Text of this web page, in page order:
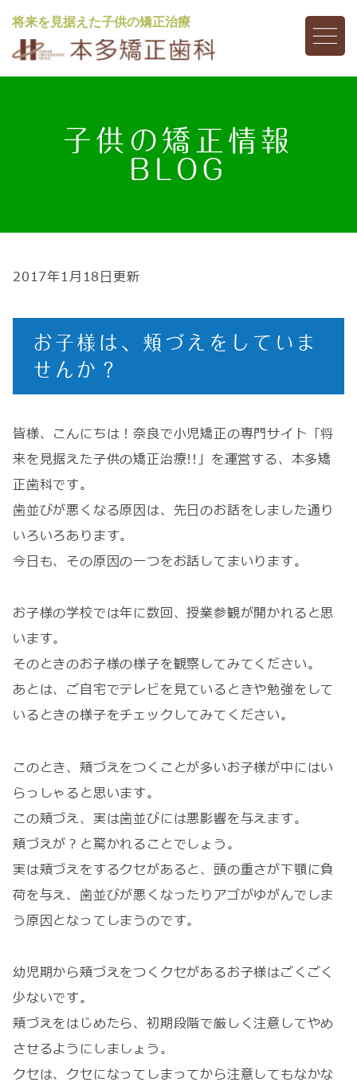
将来を見据えた子供の矯正治療
子供の矯正情報
BLOG
2017年1月18日更新
お子様は、頬づえをしていま
せんか？
皆様、こんにちは！奈良で小児矯正の専門サイト「将
来を見据えた子供の矯正治療!!」を運営する、本多矯
正歯科です。
歯並びが悪くなる原因は、先日のお話をしました通り
いろいろあります。
今日も、その原因の一つをお話してまいります。
お子様の学校では年に数回、授業参観が開かれると思
います。
そのときのお子様の様子を観察してみてください。
あとは、ご自宅でテレビを見ているときや勉強をして
いるときの様子をチェックしてみてください。
このとき、頬づえをつくことが多いお子様が中にはい
らっしゃると思います。
この頬づえ、実は歯並びには悪影響を与えます。
頬づえが？と驚かれることでしょう。
実は頬づえをするクセがあると、頭の重さが下顎に負
荷を与え、歯並びが悪くなったりアゴがゆがんでしま
う原因となってしまうのです。
幼児期から頬づえをつくクセがあるお子様はごくごく
少ないです。
頬づえをはじめたら、初期段階で厳しく注意してやめ
させるようにしましょう。
クセは、クセになってしまってから注意してもなかな